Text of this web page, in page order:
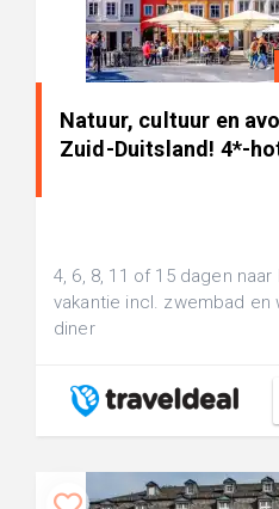
Natuur, cultuur en
Zuid-Duitsland! 4*-
4, 6, 8, 11 of 15 dagen
vakantie incl. zwembad
diner